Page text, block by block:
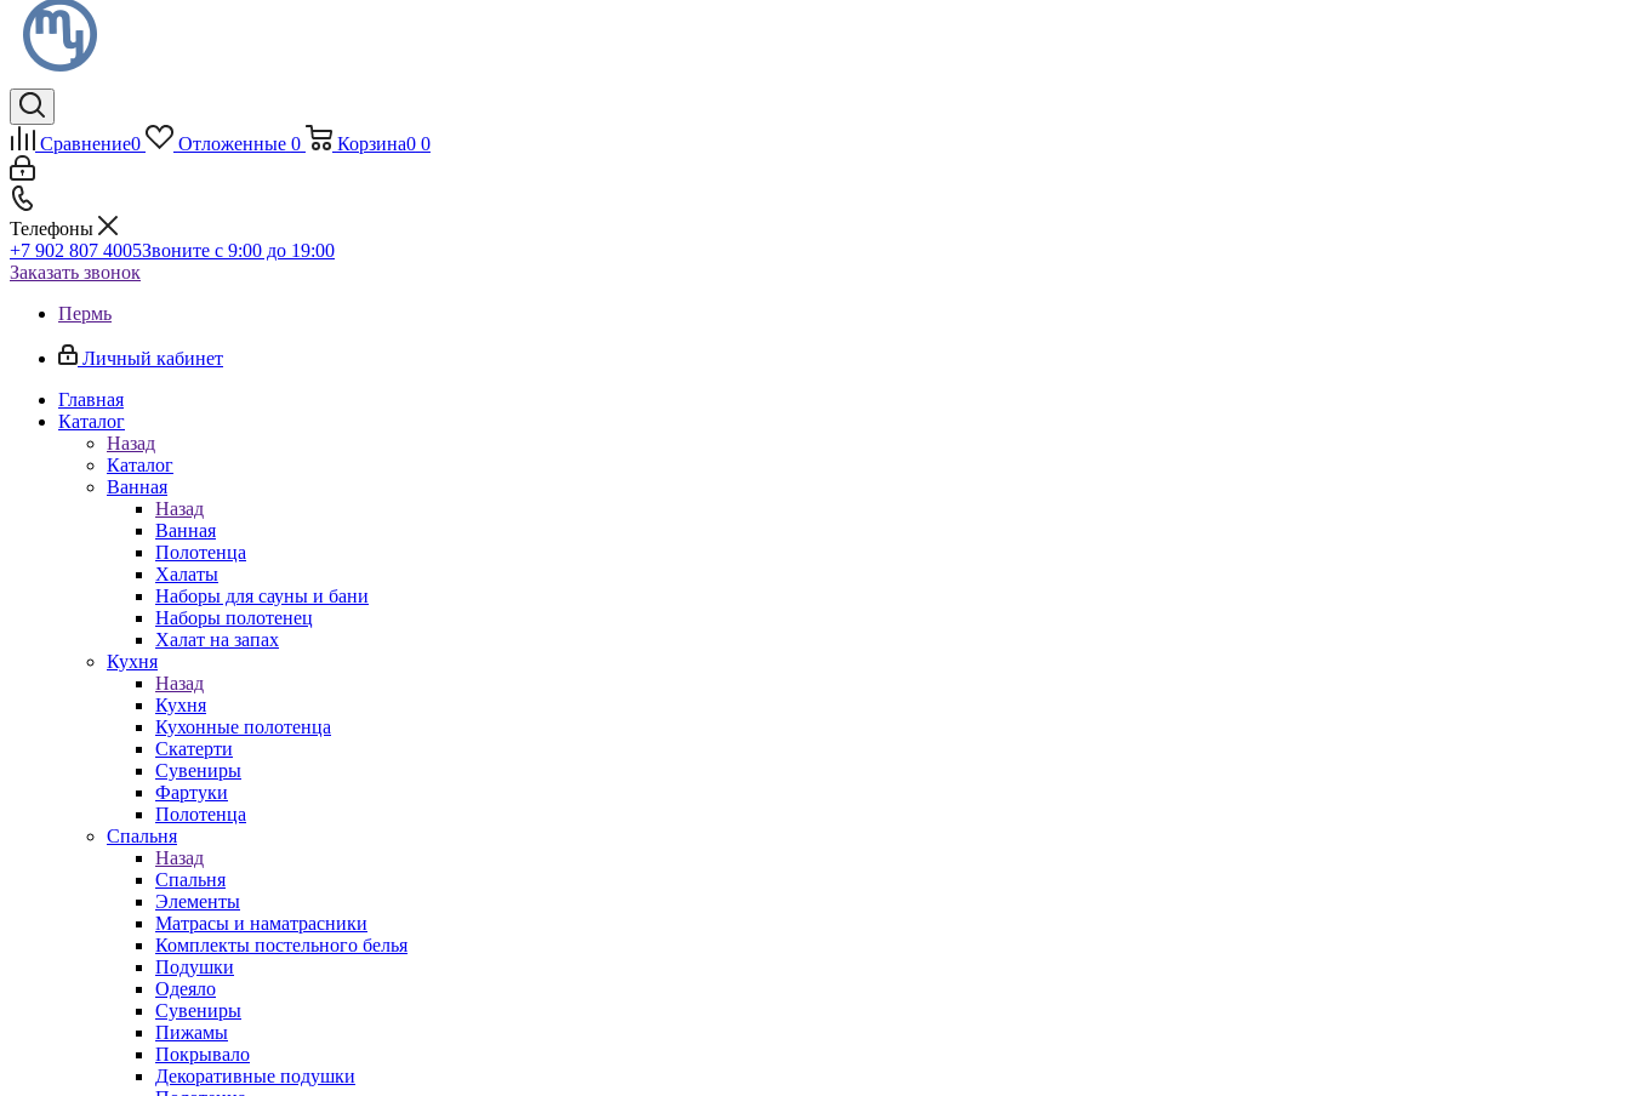
Сравнение0 Отложенные 0 Корзина0 0
Телефоны
+7 902 807 4005Звоните с 9:00 до 19:00
Заказать звонок
Пермь
Личный кабинет
Главная
Каталог
Назад
Каталог
Ванная
Назад
Ванная
Полотенца
Халаты
Наборы для сауны и бани
Наборы полотенец
Халат на запах
Кухня
Назад
Кухня
Кухонные полотенца
Скатерти
Сувениры
Фартуки
Полотенца
Спальня
Назад
Спальня
Элементы
Матрасы и наматрасники
Комплекты постельного белья
Подушки
Одеяло
Сувениры
Пижамы
Покрывало
Декоративные подушки